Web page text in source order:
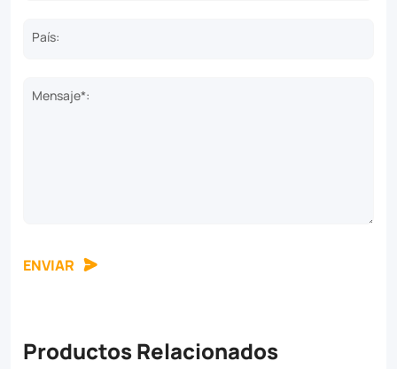
País:
Mensaje*:
ENVIAR
Productos Relacionados